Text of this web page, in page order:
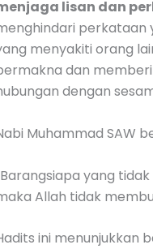
lisan dan
perkataan
menyakiti orang
dan
dengan
Muhammad SAW
yang
Allah tidak
ini menunjukkan